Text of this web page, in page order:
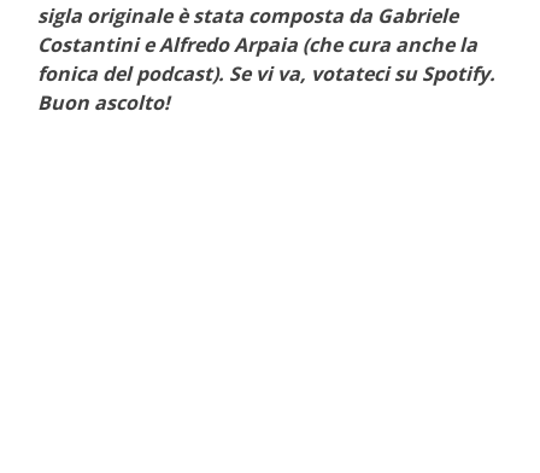
sigla originale è stata composta da Gabriele
Costantini e Alfredo Arpaia (che cura anche la
fonica del podcast). Se vi va, votateci su Spotify.
Buon ascolto!